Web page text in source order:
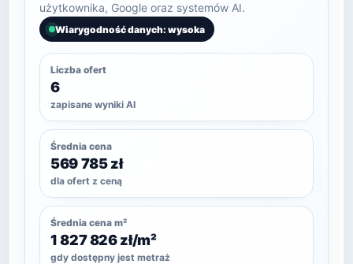
użytkownika, Google oraz systemów AI.
Wiarygodność danych: wysoka
Liczba ofert
6
zapisane wyniki AI
Średnia cena
569 785 zł
dla ofert z ceną
Średnia cena m²
1 827 826 zł/m²
gdy dostępny jest metraż